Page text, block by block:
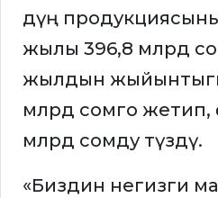
дүң
жылы 396,8 млрд
жылдын
млрд сомго жетип,
млрд сомду түздү.
«Биздин негизги